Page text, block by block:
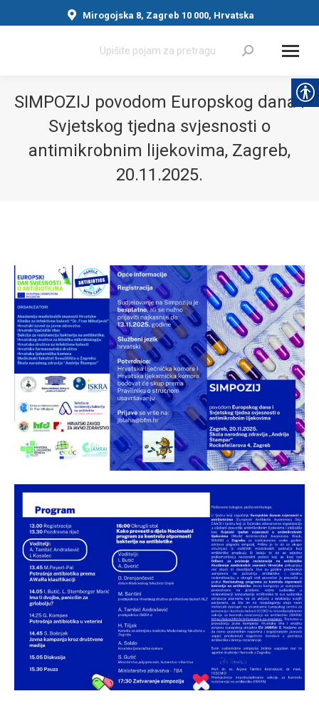
Mirogojska 8, Zagreb 10 000, Hrvatska
Search:
SIMPOZIJ povodom Europskog dana i
Svjetskog tjedna svjesnosti o
antimikrobnim lijekovima, Zagreb,
20.11.2025.